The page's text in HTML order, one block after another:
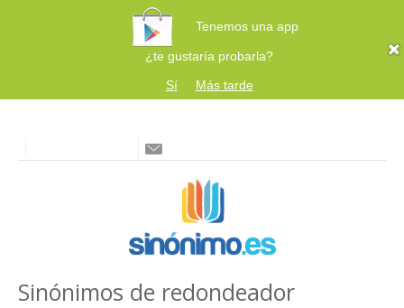
Tenemos una app
¿te gustaría probarla?
Sí
Más tarde
Sinónimos de redondeador